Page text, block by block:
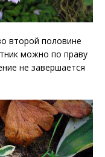
второй половине
можно по праву
не завершается